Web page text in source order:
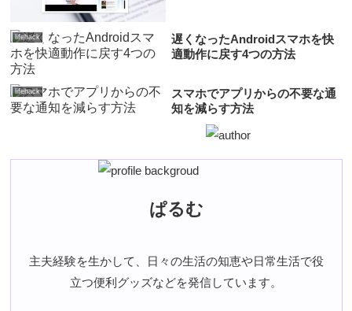
lifehack
遅くなったAndroidスマホを快
適動作に戻す4つの方法
lifehack
スマホでアプリからの不要な通
知を減らす方法
ぱるむ
主夫経験を生かして、日々の生活の知恵や日常生活で役
立つ便利グッズなどを発信しています。